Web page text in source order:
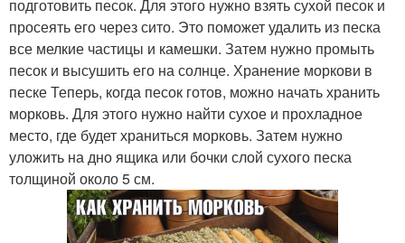
подготовить песок. Для этого нужно взять сухой песок и
просеять его через сито. Это поможет удалить из песка
все мелкие частицы и камешки. Затем нужно промыть
песок и высушить его на солнце. Хранение моркови в
песке Теперь, когда песок готов, можно начать хранить
морковь. Для этого нужно найти сухое и прохладное
место, где будет храниться морковь. Затем нужно
уложить на дно ящика или бочки слой сухого песка
толщиной около 5 см.